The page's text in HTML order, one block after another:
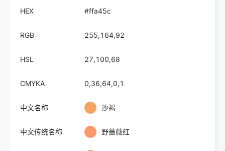
HEX #ffa45c
RGB 255,164,92
HSL 27,100,68
CMYKA 0,36,64,0,1
中文名称 沙褐
中文传统名称 野蔷薇红